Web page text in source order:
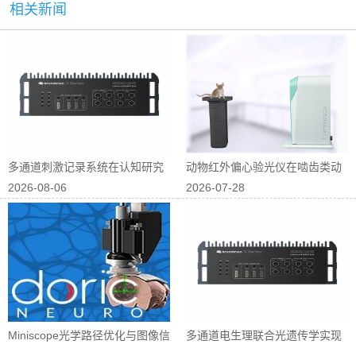
相关新闻
多通道刺激记录系统在认知研究
中的应用
2026-08-06
动物红外偏心验光仪在啮齿类动
物屈光研究中...
2026-07-28
Miniscope光学路径优化与图像信 多通道电生理联合光遗传学实现